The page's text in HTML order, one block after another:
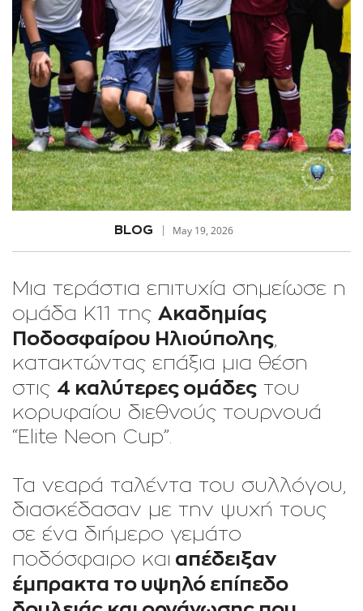
BLOG May 19, 2026
Μια τεράστια επιτυχία σημείωσε η
ομάδα Κ11 της Ακαδημίας
Ποδοσφαίρου Ηλιούπολης
κατακτώντας επάξια μια θέση
στις 4 καλύτερες ομάδες του
κορυφαίου διεθνούς τουρνουά
“Elite Neon Cup”.
Τα νεαρά ταλέντα του συλλόγου,
διασκέδασαν με την ψυχή τους
σε ένα διήμερο γεμάτο
ποδόσφαιρο και απέδειξαν
έμπρακτα το υψηλό επίπεδο